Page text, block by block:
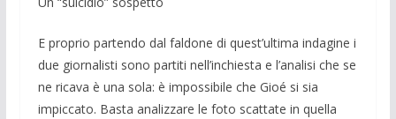
E proprio partendo dal faldone di quest’ultima indagine i
due giornalisti sono partiti nell’inchiesta e l’analisi che se
ne ricava è una sola: è impossibile che Gioé si sia
impiccato. Basta analizzare le foto scattate in quella